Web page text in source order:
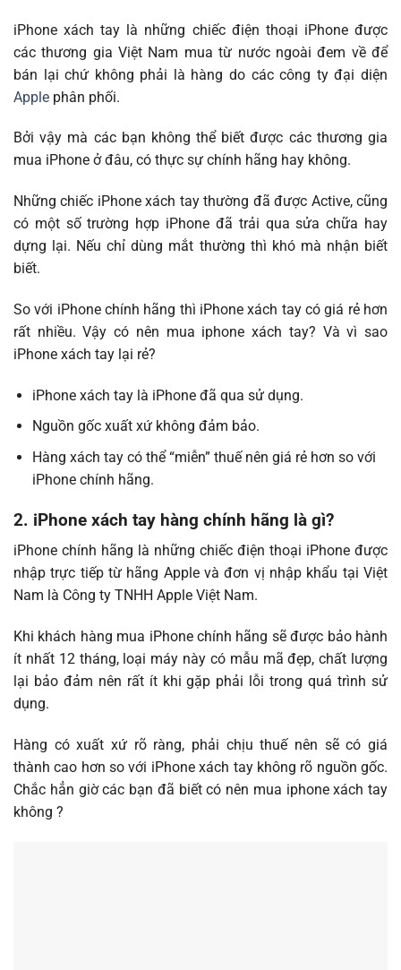
iPhone xách tay là những chiếc điện thoại iPhone được
các thương gia Việt Nam mua từ nước ngoài đem về để
bán lại chứ không phải là hàng do các công ty đại diện
Apple phân phối.
Bởi vậy mà các bạn không thể biết được các thương gia
mua iPhone ở đâu, có thực sự chính hãng hay không.
Những chiếc iPhone xách tay thường đã được Active, cũng
có một số trường hợp iPhone đã trải qua sửa chữa hay
dựng lại. Nếu chỉ dùng mắt thường thì khó mà nhận biết
biết.
So với iPhone chính hãng thì iPhone xách tay có giá rẻ hơn
rất nhiều. Vậy có nên mua iphone xách tay? Và vì sao
iPhone xách tay lại rẻ?
iPhone xách tay là iPhone đã qua sử dụng.
Nguồn gốc xuất xứ không đảm bảo.
Hàng xách tay có thể “miễn” thuế nên giá rẻ hơn so với
iPhone chính hãng.
2. iPhone xách tay hàng chính hãng là gì?
iPhone chính hãng là những chiếc điện thoại iPhone được
nhập trực tiếp từ hãng Apple và đơn vị nhập khẩu tại Việt
Nam là Công ty TNHH Apple Việt Nam.
Khi khách hàng mua iPhone chính hãng sẽ được bảo hành
ít nhất 12 tháng, loại máy này có mẫu mã đẹp, chất lượng
lại bảo đảm nên rất ít khi gặp phải lỗi trong quá trình sử
dụng.
Hàng có xuất xứ rõ ràng, phải chịu thuế nên sẽ có giá
thành cao hơn so với iPhone xách tay không rõ nguồn gốc.
Chắc hẳn giờ các bạn đã biết có nên mua iphone xách tay
không ?